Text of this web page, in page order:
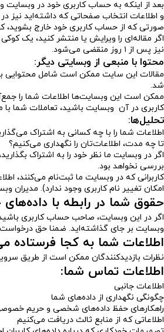
صورتی که از حساب کاربری خود خارج بشوید،
اگر مقاله‌ای را ویرایش یا منتشر کنید، یک
نیز پس از ۱ روز منقضی می‌شود.
محتوا با منبعی از وبسایتی دیگر:
مقالات این سایت ممکن است شامل محتوایی
شد.
ممکن است این وبسایت‌ها اطلاعات شما را
کاربری در آن وبسایت باشید، تعاملات شما
تحلیل‌ها:
اطلاعات شما را با چه کسانی به اشتراک
تا چه مدت، اطلاعات‌تان را نگهداری می‌کنیم؟
اگر در وبسایت ما نظر خود را به اشتراک
بررسی نخواهد بود.
کاربرانی که در وبسایت ما ثبت‌نام می‌کنند،
امکان تغییر نام کاربری وجود ندارد). مدیران
حقوق شما در رابطه با
اگر در این وبسایت، صاحب حساب کاربری
وبسایت بر جای گذاشته‌اید. ضمنا حق درخواست
اطلاعات شما به کجا فرستاده
نظرات بازدیدکنندگان ممکن است از طریق
اطلاعات تماس شما:
اطلاعات جانبی
چگونگی نگهداری از داده‌های شما
راهکارهای حفظ داده‌های شخصی و حریم
اطلاعاتی که از منابع ثالث دریافت می‌کنیم